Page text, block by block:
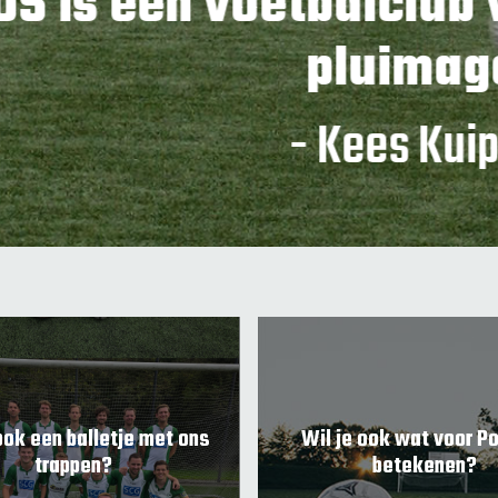
pluimage"
- Kees Kuipers
een balletje met ons
trappen?
Wil je ook wat voor
betekenen?